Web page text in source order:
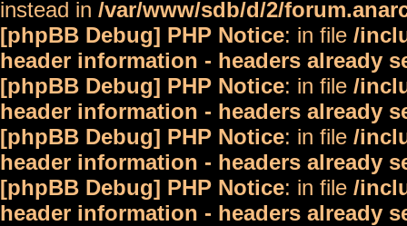
instead in /var/www/sdb/d/2/
[phpBB Debug] PHP Notice: in file /
header information - headers already
[phpBB Debug] PHP Notice: in file /
header information - headers already
[phpBB Debug] PHP Notice: in file /
header information - headers already
[phpBB Debug] PHP Notice: in file /
header information - headers already